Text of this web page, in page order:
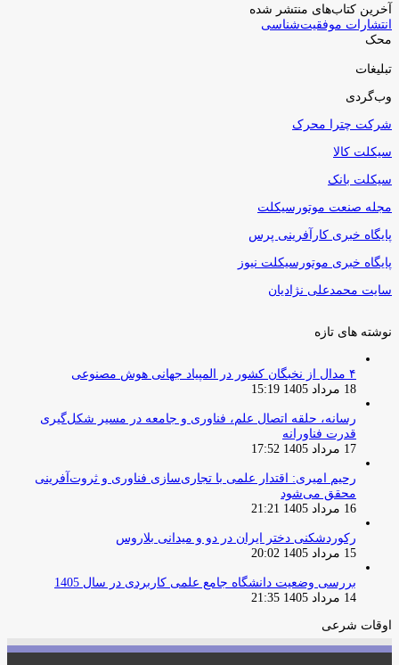
آخرین کتاب‌های منتشر شده
انتشارات موفقیت‌شناسی
محک
تبلیغات
وب‌گردی
شرکت چترا محرک
سیکلت کالا
سیکلت بانک
مجله صنعت موتورسیکلت
پایگاه خبری کارآفرینی پرس
پایگاه خبری موتورسیکلت نیوز
سایت محمدعلی نژادیان
نوشته های تازه
۴ مدال از نخبگان کشور در المپیاد جهانی هوش مصنوعی
18 مرداد 1405 15:19
رسانه، حلقه اتصال علم، فناوری و جامعه در مسیر شکل‌گیری
قدرت فناورانه
17 مرداد 1405 17:52
رحیم امیری: اقتدار علمی با تجاری‌سازی فناوری و ثروت‌آفرینی
محقق می‌شود
16 مرداد 1405 21:21
رکوردشکنی دختر ایران در دو و میدانی بلاروس
15 مرداد 1405 20:02
بررسی وضعیت دانشگاه جامع علمی کاربردی در سال 1405
14 مرداد 1405 21:35
اوقات شرعی